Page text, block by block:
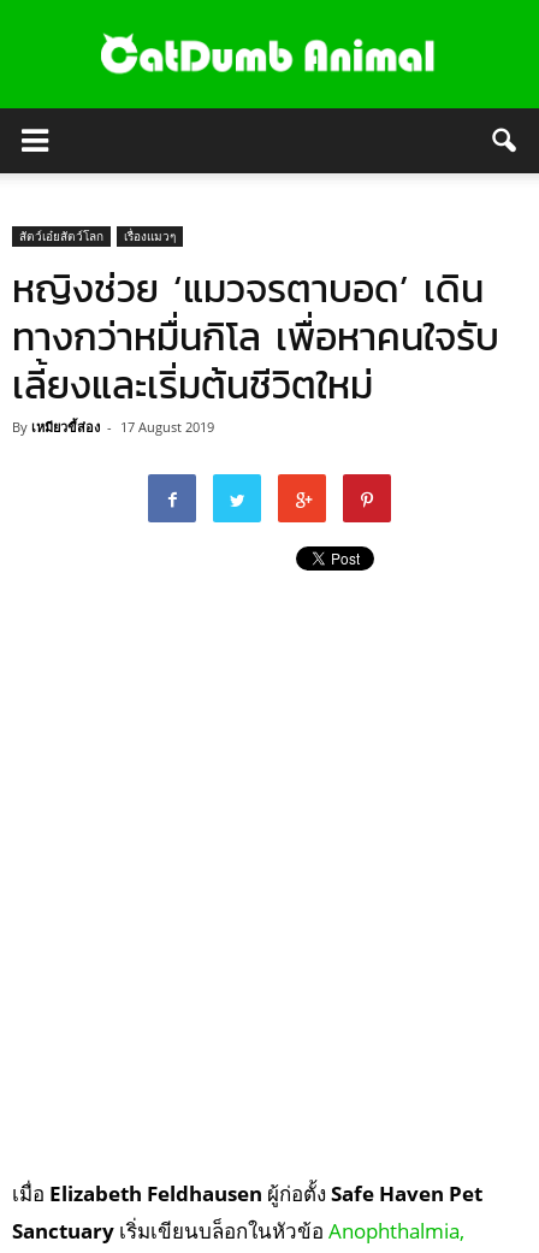
สัตว์เอ๋ยสัตว์โลก เรื่องแมวๆ
หญิงช่วย ‘แมวจรตาบอด’ เดิน
ทางกว่าหมื่นกิโล เพื่อหาคนใจรับ
เลี้ยงและเริ่มต้นชีวิตใหม่
By เหมียวขี้ส่อง - 17 August 2019
เมื่อ Elizabeth Feldhausen ผู้ก่อตั้ง Safe Haven Pet
Sanctuary เริ่มเขียนบล็อกในหัวข้อ Anophthalmia,